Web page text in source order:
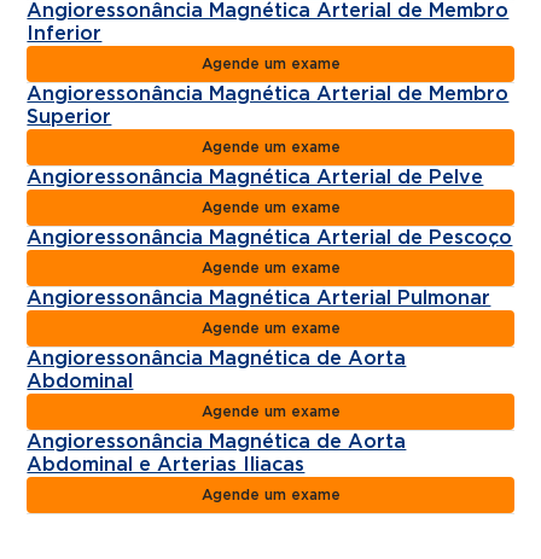
Angioressonância Magnética Arterial de Membro
Inferior
Agende um exame
Angioressonância Magnética Arterial de Membro
Superior
Agende um exame
Angioressonância Magnética Arterial de Pelve
Agende um exame
Angioressonância Magnética Arterial de Pescoço
Agende um exame
Angioressonância Magnética Arterial Pulmonar
Agende um exame
Angioressonância Magnética de Aorta
Abdominal
Agende um exame
Angioressonância Magnética de Aorta
Abdominal e Arterias Iliacas
Agende um exame